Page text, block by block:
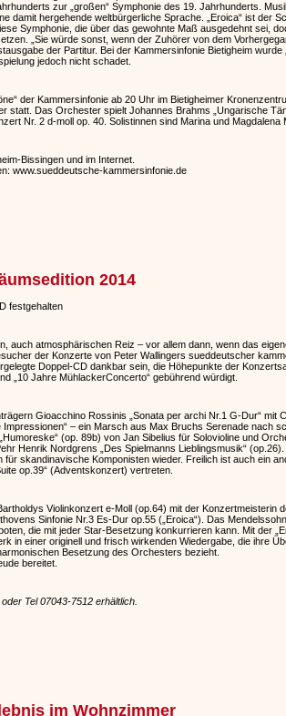
zur „großen“ Symphonie des 19. Jahrhunderts.
damit hergehende weltbürgerliche Sprache. „Eroica“ ist der
Symphonie, die über das gewohnte Maß ausgedehnt sei,
„Sie würde sonst, wenn der Zuhörer von dem
der Partitur. Bei der Kammersinfonie Bietigheim wurde
jedoch nicht schadet.
der Kammersinfonie ab 20 Uhr im Bietigheimer
statt. Das Orchester spielt Johannes Brahms „Ungarische
Nr. 2 d-moll op. 40. Solistinnen sind Marina und Magdalena
Bissingen und im Internet.
www.sueddeutsche-kammersinfonie.de
2014
festgehalten
auch atmosphärischen Reiz – vor allem dann, wenn das
der Konzerte von Peter Wallingers sueddeutscher
Doppel-CD dankbar sein, die Höhepunkte der
„10 Jahre MühlackerConcerto“ gebührend würdigt.
Gioacchino Rossinis „Sonata per archi Nr.1 G-Dur“ mit
– ein Marsch aus Max Bruchs Serenade nach
(op. 89b) von Jan Sibelius für Solovioline und
Henrik Nordgrens „Des Spielmanns Lieblingsmusik“
skandinavische Komponisten wieder. Freilich ist auch ein
op.39“ (Adventskonzert) vertreten.
Violinkonzert e-Moll (op.64) mit der Konzertmeisterin
Sinfonie Nr.3 Es-Dur op.55 („Eroica“). Das
die mit jeder Star-Besetzung konkurrieren kann. Mit der
in einer originell und frisch wirkenden Wiedergabe, die ihre
Besetzung des Orchesters bezieht.
bereitet.
Tel 07043-7512 erhältlich.
im Wohnzimmer